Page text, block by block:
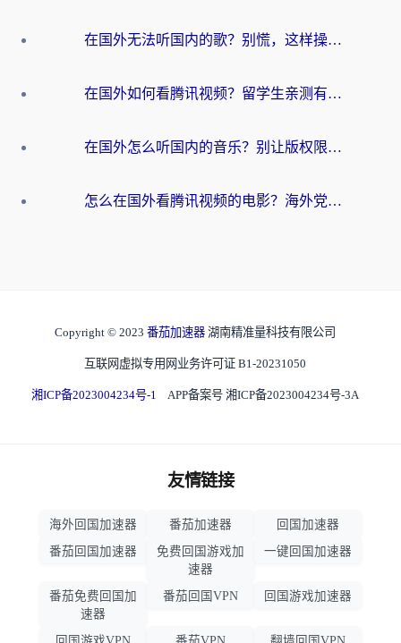
在国外无法听国内的歌？别慌，这样操作就能畅听QQ音乐（附亲测加速器推荐）
在国外如何看腾讯视频？留学生亲测有效的回国加速方案
在国外怎么听国内的音乐？别让版权限制断了你的华语歌单
怎么在国外看腾讯视频的电影？海外党亲测有效的回国加速指南
Copyright © 2023 番茄加速器 湖南精准量科技有限公司
互联网虚拟专用网业务许可证 B1-20231050
湘ICP备2023004234号-1 APP备案号 湘ICP备2023004234号-3A
友情链接
海外回国加速器 番茄加速器
回国加速器
番茄回国加速器
免费回国游戏加
速器
一键回国加速器
番茄免费回国加
速器
番茄回国VPN 回国游戏加速器